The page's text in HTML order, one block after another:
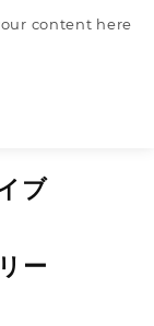
content here
ブ
ー